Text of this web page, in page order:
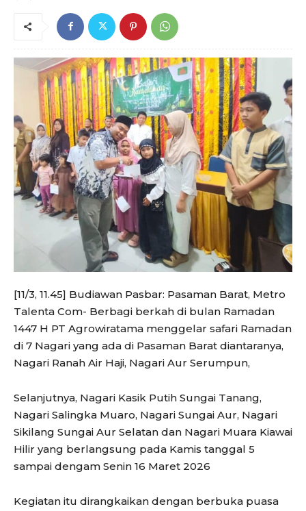
[11/3, 11.45] Budiawan Pasbar: Pasaman Barat, Metro
Talenta Com- Berbagi berkah di bulan Ramadan
1447 H PT Agrowiratama menggelar safari Ramadan
di 7 Nagari yang ada di Pasaman Barat diantaranya,
Nagari Ranah Air Haji, Nagari Aur Serumpun,
Selanjutnya, Nagari Kasik Putih Sungai Tanang,
Nagari Salingka Muaro, Nagari Sungai Aur, Nagari
Sikilang Sungai Aur Selatan dan Nagari Muara Kiawai
Hilir yang berlangsung pada Kamis tanggal 5
sampai dengam Senin 16 Maret 2026
Kegiatan itu dirangkaikan dengan berbuka puasa